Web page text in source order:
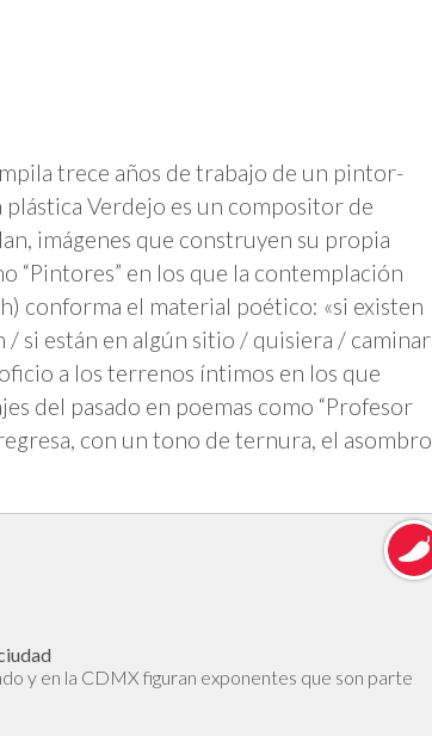
trece años de trabajo de un pintor-
Verdejo es un compositor de
imágenes que construyen su propia
“Pintores” en los que la contemplación
conforma el material poético: «si existen
/ si están en algún sitio / quisiera / caminar
a los terrenos íntimos en los que
del pasado en poemas como “Profesor
con un tono de ternura, el asombro
y en la CDMX figuran exponentes que son parte